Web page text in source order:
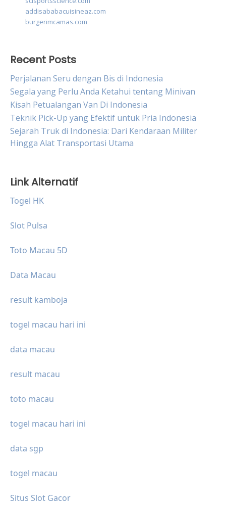
addisababacuisineaz.com
burgerimcamas.com
Recent Posts
Perjalanan Seru dengan Bis di Indonesia
Segala yang Perlu Anda Ketahui tentang Minivan
Kisah Petualangan Van Di Indonesia
Teknik Pick-Up yang Efektif untuk Pria Indonesia
Sejarah Truk di Indonesia: Dari Kendaraan Militer
Hingga Alat Transportasi Utama
Link Alternatif
Togel HK
Slot Pulsa
Toto Macau 5D
Data Macau
result kamboja
togel macau hari ini
data macau
result macau
toto macau
togel macau hari ini
data sgp
togel macau
Situs Slot Gacor